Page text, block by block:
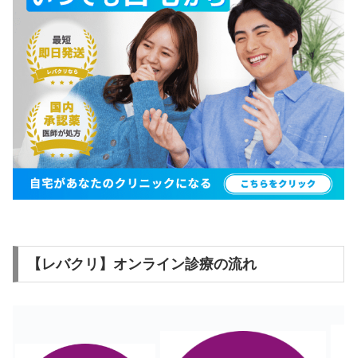
【レバクリ】オンライン診療の流れ